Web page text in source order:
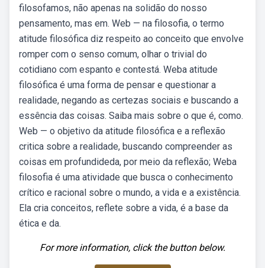
filosofamos, não apenas na solidão do nosso
pensamento, mas em. Web — na filosofia, o termo
atitude filosófica diz respeito ao conceito que envolve
romper com o senso comum, olhar o trivial do
cotidiano com espanto e contestá. Weba atitude
filosófica é uma forma de pensar e questionar a
realidade, negando as certezas sociais e buscando a
essência das coisas. Saiba mais sobre o que é, como.
Web — o objetivo da atitude filosófica e a reflexão
critica sobre a realidade, buscando compreender as
coisas em profundideda, por meio da reflexão; Weba
filosofia é uma atividade que busca o conhecimento
crítico e racional sobre o mundo, a vida e a existência.
Ela cria conceitos, reflete sobre a vida, é a base da
ética e da.
For more information, click the button below.